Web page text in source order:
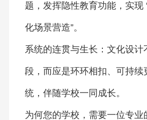
题，发挥隐性教育功能，实现
化场景营造”。
系统的连贯与生长：文化设计
段，而应是环环相扣、可持续
统，伴随学校一同成长。
为何您的学校，需要一位专业